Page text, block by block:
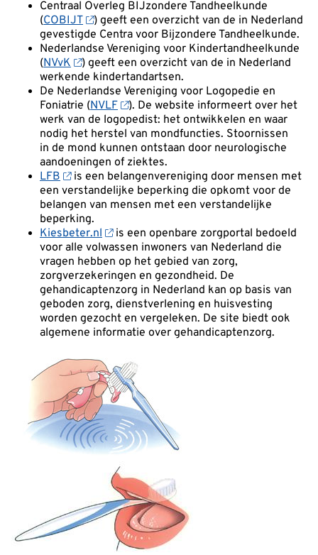
Centraal Overleg BIJzondere Tandheelkunde
(COBIJT
) geeft een overzicht van de in Nederland
gevestigde Centra voor Bijzondere Tandheelkunde.
Nederlandse Vereniging voor Kindertandheelkunde
(NVvK
) geeft een overzicht van de in Nederland
werkende kindertandartsen.
De Nederlandse Vereniging voor Logopedie en
Foniatrie (NVLF
). De website informeert over het
werk van de logopedist: het ontwikkelen en waar
nodig het herstel van mondfuncties. Stoornissen
in de mond kunnen ontstaan door neurologische
aandoeningen of ziektes.
LFB
is een belangenvereniging door mensen met
een verstandelijke beperking die opkomt voor de
belangen van mensen met een verstandelijke
beperking.
Kiesbeter.nl
is een openbare zorgportal bedoeld
voor alle volwassen inwoners van Nederland die
vragen hebben op het gebied van zorg,
zorgverzekeringen en gezondheid. De
gehandicaptenzorg in Nederland kan op basis van
geboden zorg, dienstverlening en huisvesting
worden gezocht en vergeleken. De site biedt ook
algemene informatie over gehandicaptenzorg.